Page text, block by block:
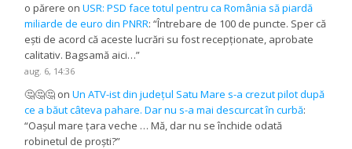
o părere onUSR: PSD face totul pentru ca România să piardă
miliarde de euro din PNRR: “Întrebare de 100 de puncte. Sper că
ești de acord că aceste lucrări su fost recepționate, aprobate
calitativ. Bagsamă aici…”
aug. 6, 14:36
🤔🤔🤔 onUn ATV-ist din județul Satu Mare s-a crezut pilot după
ce a băut câteva pahare. Dar nu s-a mai descurcat în curbă:
“Oașul mare țara veche … Mă, dar nu se închide odată
robinetul de proști?”